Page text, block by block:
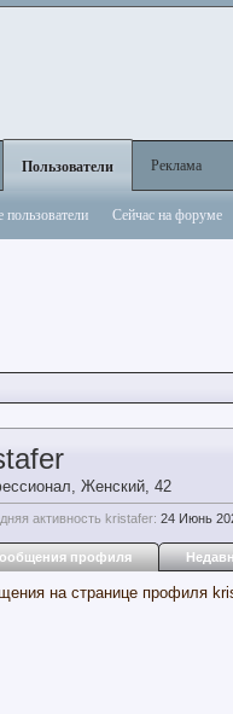
, Женский, 42
активность kristafer: 24 Июнь
профиля
на странице профиля
Пользователи
пользователи Сейчас на форуме
Реклама